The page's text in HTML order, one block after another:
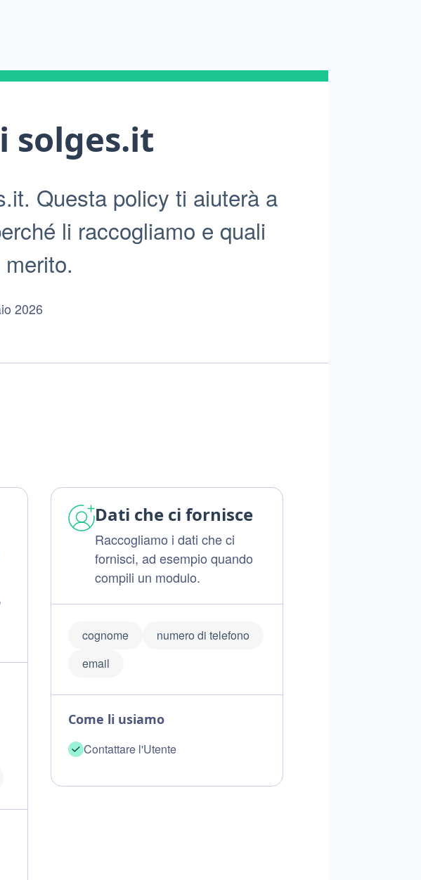
solges.it
Questa policy ti aiuterà a
li raccogliamo e quali
2026
Dati che ci fornisce
Raccogliamo i dati che ci
fornisci, ad esempio quando
compili un modulo.
cognome
numero di telefono
email
Come li usiamo
Contattare l'Utente